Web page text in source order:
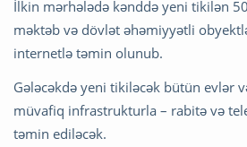
İlkin mərhələdə kənddə yeni tikilən
məktəb və dövlət əhəmiyyətli
internetlə təmin olunub.
Gələcəkdə yeni tikiləcək bütün evlər
müvafiq infrastrukturla – rabitə və
təmin ediləcək.